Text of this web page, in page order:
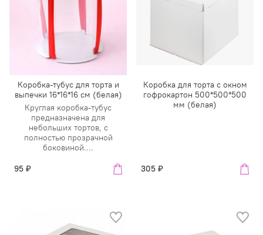
Коробка-тубус для торта и
выпечки 16*16*16 см (белая)
Круглая коробка-тубус
предназначена для
небольших тортов, с
полностью прозрачной
боковиной....
95 ₽
Коробка для торта с окном
гофрокартон 500*500*500
мм (белая)
305 ₽